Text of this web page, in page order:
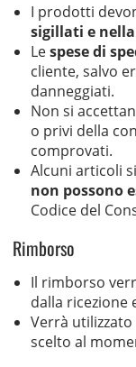
I prodotti
sigillati e
Lespese di
cliente, salvo
danneggiati.
Non si
o privi della
comprovati.
Alcuni articoli
non possono
Codice del
Rimborso
Il rimborso
dalla ricezione
Verrà utilizzato
scelto al